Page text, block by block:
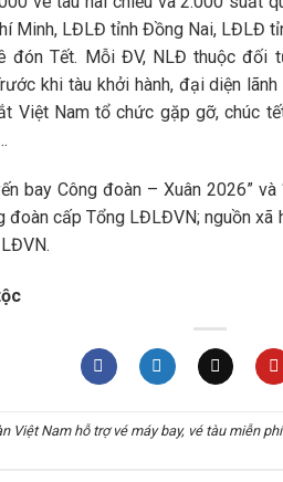
Minh, LĐLĐ tỉnh Đồng Nai, LĐLĐ
đón Tết. Mỗi ĐV, NLĐ thuộc đối
khi tàu khởi hành, đại diện
Việt Nam tổ chức gặp gỡ, chúc
bay Công đoàn – Xuân 2026”
đoàn cấp Tổng LĐLĐVN; nguồn
Việt Nam hỗ trợ vé máy bay, vé tàu miễn